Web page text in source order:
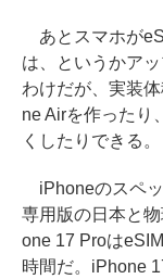
あとスマホが
は、というかア
わけだが、実装
ne Airを作ったり
くしたりできる。
iPhoneのスペッ
専用版の日本と
one 17 Proは
時間だ。iPhone